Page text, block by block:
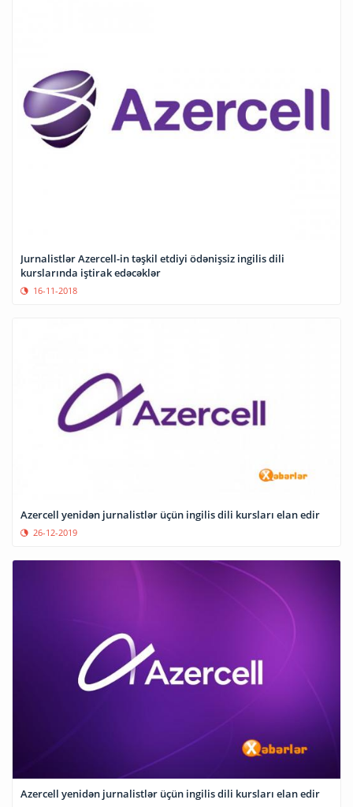
Jurnalistlər Azercell-in təşkil etdiyi ödənişsiz ingilis dili
kurslarında iştirak edəcəklər
16-11-2018
Azercell yenidən jurnalistlər üçün ingilis dili kursları elan edir
26-12-2019
Azercell yenidən jurnalistlər üçün ingilis dili kursları elan edir